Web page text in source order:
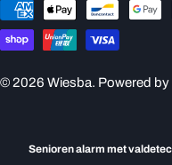
r
a
c
Zahlungsmethoden
© 2026 Wiesba. Powered
Senioren alarm met